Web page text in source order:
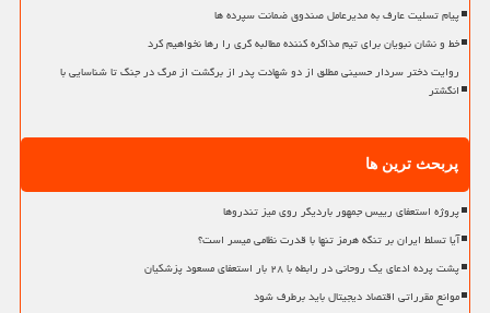
پیام تسلیت عارف به مدیرعامل صندوق ضمانت سپرده ها
خط و نشان نبویان برای تیم مذاکره کننده مطالبه گری را رها نخواهیم کرد
روایت دختر سردار حسینی مطلق از دو شهادت پدر از برگشت از مرگ در جنگ تا شناسایی با
انگشتر
پربحث ترین ها
پروژه استعفای رییس جمهور باردیگر روی میز تندروها
آیا تسلط ایران بر تنگه هرمز تنها با قدرت نظامی میسر است؟
پشت پرده ادعای یک روحانی در رابطه با ۲۸ بار استعفای مسعود پزشکیان
موانع مقرراتی اقتصاد دیجیتال باید برطرف شود